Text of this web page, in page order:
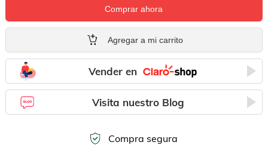
Comprar ahora
Agregar a mi carrito
Vender en
Visita nuestro Blog
Compra segura